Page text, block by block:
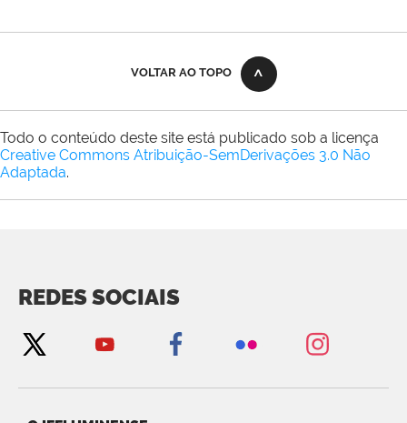
VOLTAR AO TOPO
Todo o conteúdo deste site está publicado sob a licença
Creative Commons Atribuição-SemDerivações 3.0 Não
Adaptada.
REDES SOCIAIS